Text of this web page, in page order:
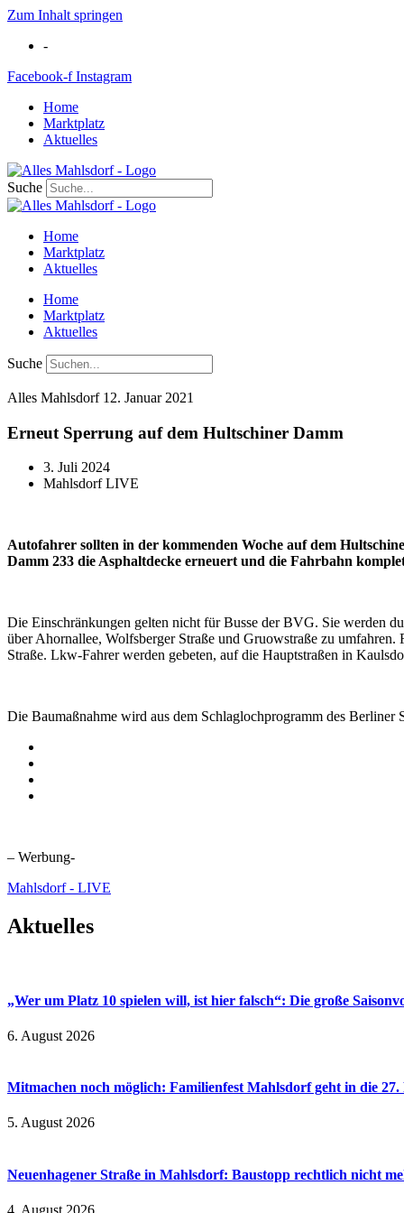
Zum Inhalt springen
-
Facebook-f Instagram
Home
Marktplatz
Aktuelles
Suche
Home
Marktplatz
Aktuelles
Home
Marktplatz
Aktuelles
Suche
Alles Mahlsdorf 12. Januar 2021
Erneut Sperrung auf dem Hultschiner Damm
3. Juli 2024
Mahlsdorf LIVE
Autofahrer sollten in der kommenden Woche auf dem
Damm 233 die Asphaltdecke erneuert und die Fahrbahn
Die Einschränkungen gelten nicht für Busse der BVG. Sie werden
über Ahornallee, Wolfsberger Straße und Gruowstraße zu
Straße. Lkw-Fahrer werden gebeten, auf die Hauptstraßen in
Die Baumaßnahme wird aus dem Schlaglochprogramm des
– Werbung-
Mahlsdorf - LIVE
Aktuelles
„Wer um Platz 10 spielen will, ist hier falsch“: Die große
6. August 2026
Mitmachen noch möglich: Familienfest Mahlsdorf geht in die 27.
5. August 2026
Neuenhagener Straße in Mahlsdorf: Baustopp rechtlich nicht
4. August 2026